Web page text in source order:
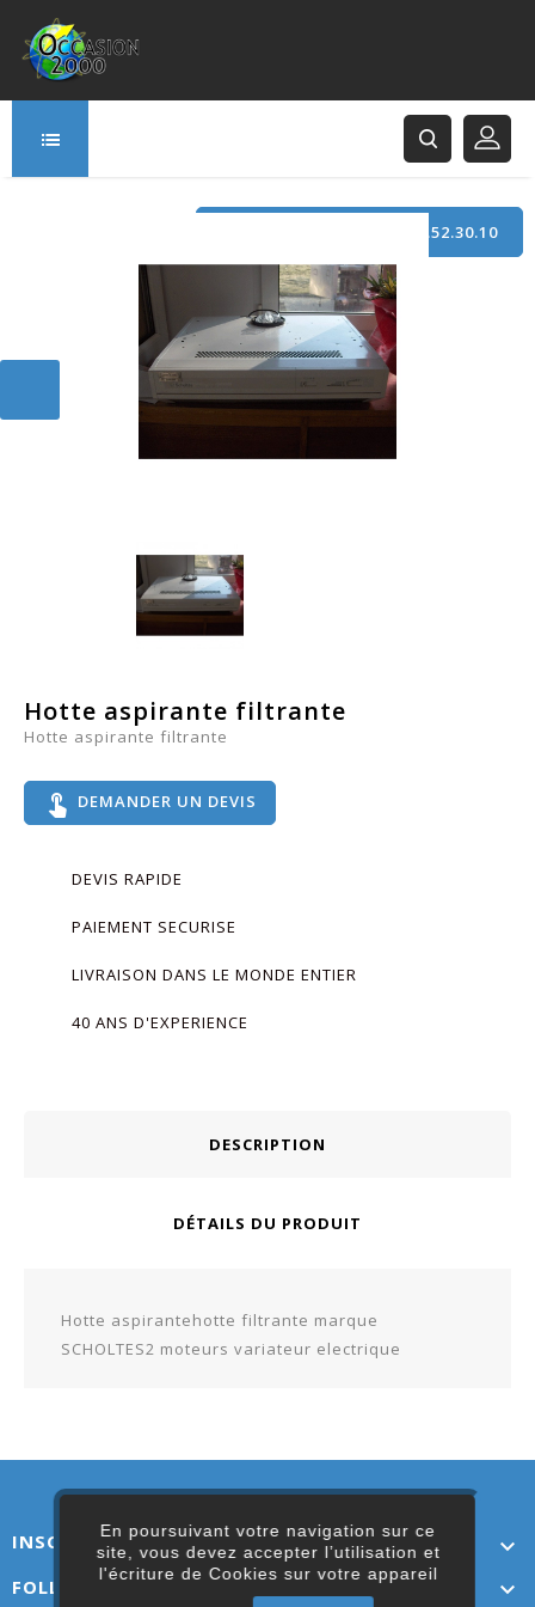
En poursuivant votre navigation sur ce
site, vous devez accepter l’utilisation et
l'écriture de Cookies sur votre appareil
TÉLÉPHONE : +33 (0)3.21.52.30.10
166 Rue Principale
62120 Saint-Hilaire-Cottes
Hotte aspirante filtrante
Hotte aspirante filtrante
touch_app DEMANDER UN DEVIS
DEVIS RAPIDE
PAIEMENT SECURISE
LIVRAISON DANS LE MONDE ENTIER
40 ANS D'EXPERIENCE
DESCRIPTION
DÉTAILS DU PRODUIT
Hotte aspirantehotte filtrante marque
SCHOLTES2 moteurs variateur electrique
INSCRIVEZ-VOUS ICI 
FOLLOW US 